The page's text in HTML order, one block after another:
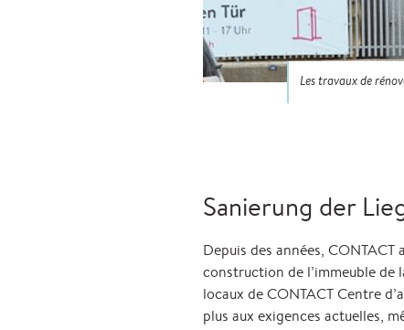
Les travaux de
Sanierung der
Depuis des années,
construction de l’immeuble
locaux de CONTACT Centre
plus aux exigences actuelles,